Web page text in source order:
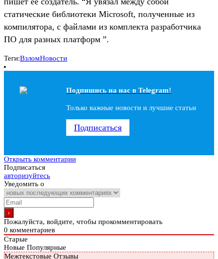
статические библиотеки Microsoft, полученные из
компилятора, с файлами из комплекта разработчика
ПО для разных платформ ”.
Теги:ВзломНовости
Подпишись на наc в Telegram!
Только важные новости и лучшие статьи
Подписаться
Открыть комментарии
Подписаться
авторизуйтесь
Уведомить о
Пожалуйста, войдите, чтобы прокомментировать
0 комментариев
Старые
Новые Популярные
Межтекстовые Отзывы